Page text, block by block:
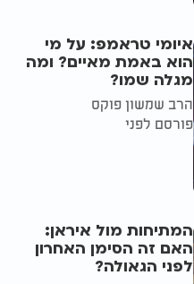
איומי טראמפ: על מי
הוא באמת מאיים? ומה
מגלה שמו?
הרב שמשון פוקס
פורסם לפני
המתיחות מול איראן:
האם זה הסימן האחרון
לפני הגאולה?